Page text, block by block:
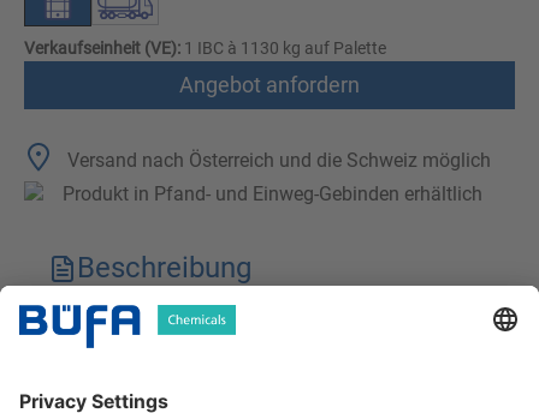
Verkaufseinheit (VE): 1 IBC à 1130 kg auf Palette
Angebot anfordern
Versand nach Österreich und die Schweiz möglich
Produkt in Pfand- und Einweg-Gebinden erhältlich
Beschreibung
Technische Merkmale